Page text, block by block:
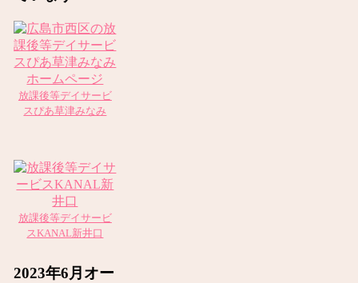
放課後等デイサービ
スぴあ草津みなみ
放課後等デイサービ
スKANAL新井口
2023年6月オー